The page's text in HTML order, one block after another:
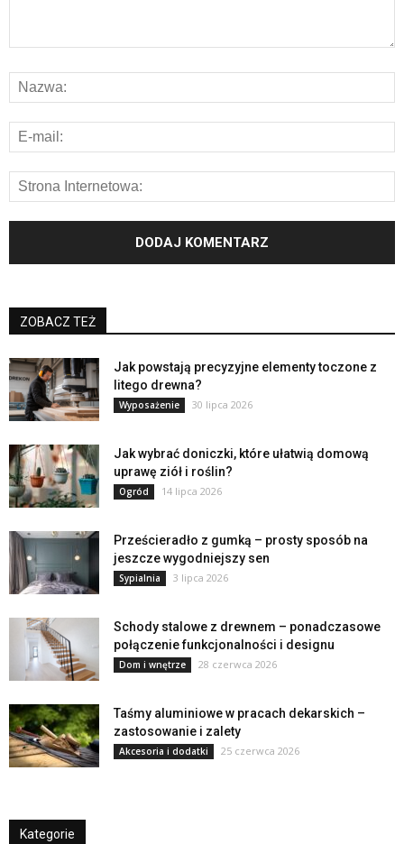
ZOBACZ TEŻ
Jak powstają precyzyjne elementy toczone z
litego drewna?
Wyposażenie 30 lipca 2026
Jak wybrać doniczki, które ułatwią domową
uprawę ziół i roślin?
Ogród 14 lipca 2026
Prześcieradło z gumką – prosty sposób na
jeszcze wygodniejszy sen
Sypialnia 3 lipca 2026
Schody stalowe z drewnem – ponadczasowe
połączenie funkcjonalności i designu
Dom i wnętrze 28 czerwca 2026
Taśmy aluminiowe w pracach dekarskich –
zastosowanie i zalety
Akcesoria i dodatki 25 czerwca 2026
Kategorie